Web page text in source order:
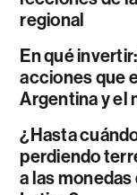
regional
En qué
acciones que
Argentina y el
¿Hasta
perdiendo
a las